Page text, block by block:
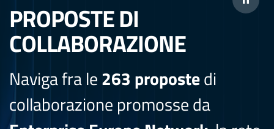
PROPOSTE DI
COLLABORAZIONE
Naviga fra le263 propostedi
collaborazione promosse da